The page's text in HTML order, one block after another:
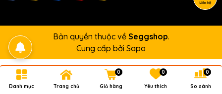
Bản quyền thuộc về Seggshop.
Cung cấp bởi Sapo
Danh mục Trang chủ Giỏ hàng
0
Yêu thích
0
So sánh
0